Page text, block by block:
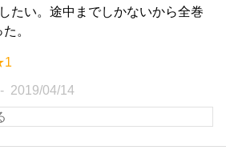
たい。途中までしかないから全巻
。
2019/04/14